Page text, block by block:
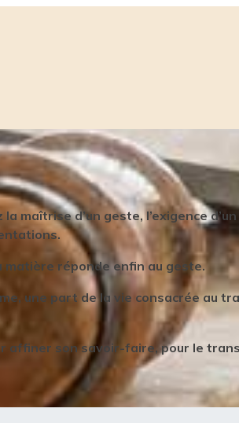
maîtrise d’un geste, l’exigence
matière réponde enfin au geste.
une part de la vie consacrée au
affiner son savoir-faire, pour le